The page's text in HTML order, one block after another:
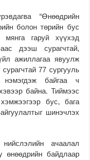
“Өнөөдрийн
болон төрийн бус
мянга гаруй хүүхэд
дээш сурагчтай,
ажиллагаа явуулж
77 сургууль
байгаа ч
байна. Тиймээс
бус, бага
шинэчлэх
ачаалал
өнөөдрийн байдлаар